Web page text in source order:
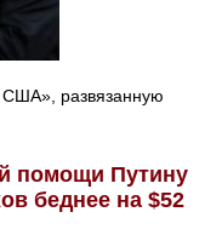
США», развязанную
помощи Путину
беднее на $52